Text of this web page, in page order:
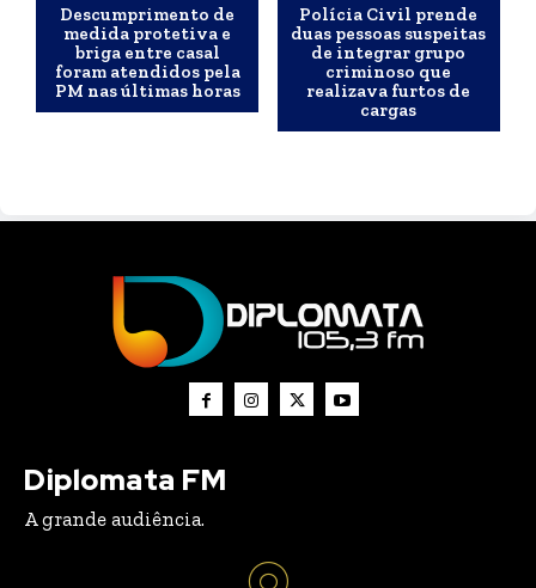
Descumprimento de
medida protetiva e
briga entre casal
foram atendidos pela
PM nas últimas horas
Polícia Civil prende
duas pessoas suspeitas
de integrar grupo
criminoso que
realizava furtos de
cargas
Diplomata FM
A grande audiência.